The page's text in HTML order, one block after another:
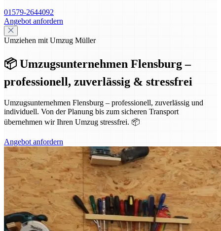
01579-2644092
Angebot anfordern
Umziehen mit Umzug Müller
📦 Umzugsunternehmen Flensburg –
professionell, zuverlässig & stressfrei
Umzugsunternehmen Flensburg – professionell, zuverlässig und
individuell. Von der Planung bis zum sicheren Transport
übernehmen wir Ihren Umzug stressfrei. 📦
Angebot anfordern